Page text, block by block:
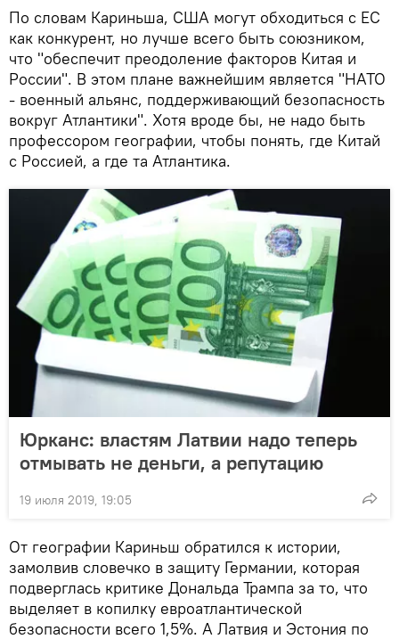
По словам Кариньша, США могут обходиться с ЕС
как конкурент, но лучше всего быть союзником,
что "обеспечит преодоление факторов Китая и
России". В этом плане важнейшим является "НАТО
- военный альянс, поддерживающий безопасность
вокруг Атлантики". Хотя вроде бы, не надо быть
профессором географии, чтобы понять, где Китай
с Россией, а где та Атлантика.
Юрканс: властям Латвии надо теперь
отмывать не деньги, а репутацию
19 июля 2019, 19:05
От географии Кариньш обратился к истории,
замолвив словечко в защиту Германии, которая
подверглась критике Дональда Трампа за то, что
выделяет в копилку евроатлантической
безопасности всего 1,5%. А Латвия и Эстония по